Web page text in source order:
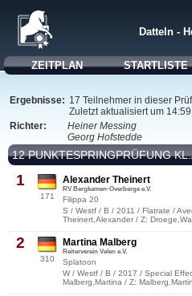
Datteln -
ZEITPLAN STARTLISTE
Ergebnisse: 17 Teilnehmer in dieser
Zuletzt aktualisiert um
Richter:
Heiner Messing
Georg Hofstedde
12 PUNKTESPRINGPRÜFUNG
1
171
Alexander Theinert
RV Bergkamen-Overberge e.V.
Filippa 20
S / Westf / B / 2011 / Flatrate /
Theinert,Alexander / Z:
2
310
Martina Malberg
Reiterverein Velen e.V.
Splatoon
W / Westf / B / 2017 / Special
Malberg,Martina / Z: